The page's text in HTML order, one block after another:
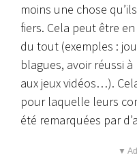
moins une chose
fiers. Cela peut être
du tout (exemples :
blagues, avoir réussi
aux jeux vidéos…).
pour laquelle leurs
été remarquées par
▼